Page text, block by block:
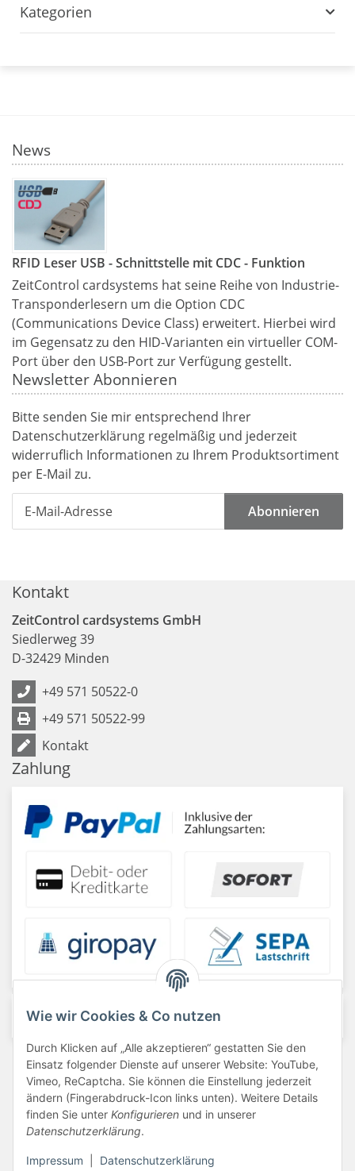
Wie wir Cookies & Co nutzen
Durch Klicken auf „Alle akzeptieren“ gestatten Sie den
Einsatz folgender Dienste auf unserer Website: YouTube,
Vimeo, ReCaptcha. Sie können die Einstellung jederzeit
ändern (Fingerabdruck-Icon links unten). Weitere Details
finden Sie unter Konfigurieren und in unserer
Datenschutzerklärung.
Impressum Datenschutzerklärung
Kategorien
News
RFID Leser USB - Schnittstelle mit CDC - Funktion
ZeitControl cardsystems hat seine Reihe von Industrie-
Transponderlesern um die Option CDC
(Communications Device Class) erweitert. Hierbei wird
im Gegensatz zu den HID-Varianten ein virtueller COM-
Port über den USB-Port zur Verfügung gestellt.
Newsletter Abonnieren
Bitte senden Sie mir entsprechend Ihrer
Datenschutzerklärung regelmäßig und jederzeit
widerruflich Informationen zu Ihrem Produktsortiment
per E-Mail zu.
Abonnieren
Kontakt
ZeitControl cardsystems GmbH
Siedlerweg 39
D-32429 Minden
+49 571 50522-0
+49 571 50522-99
Kontakt
Zahlung
Barrierefreiheit
Datenschutzerklärung
Haftungsausschluss